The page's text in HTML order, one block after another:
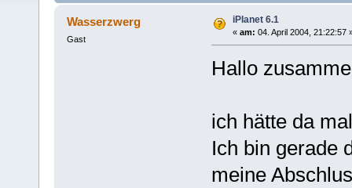
Wasserzwerg
Gast
iPlanet 6.1
« am: 04. April 2004, 21:22:57
Hallo
ich hätte da
Ich bin gerade
meine